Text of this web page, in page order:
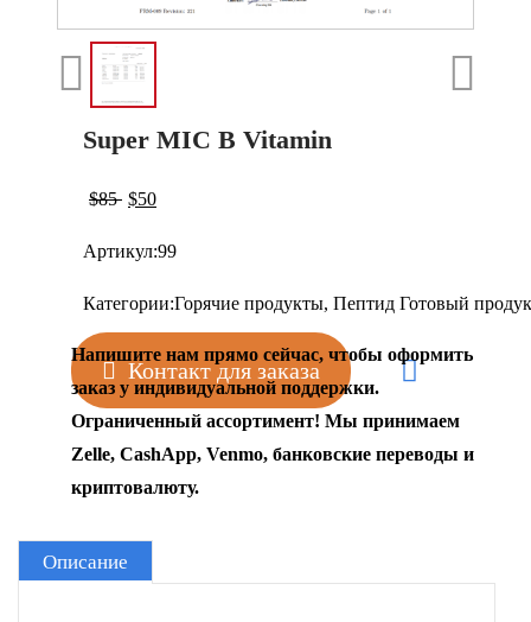
Super MIC B Vitamin
$85 $50
Артикул:99
Категории:Горячие продукты, Пептид Готовый
Контакт для заказа
Напишите нам прямо сейчас, чтобы оформить
заказ у индивидуальной поддержки.
Ограниченный ассортимент! Мы принимаем
Zelle, CashApp, Venmo, банковские переводы и
криптовалюту.
Описание